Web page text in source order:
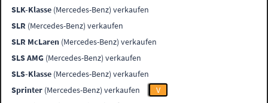
SLK-Klasse (Mercedes-Benz) verkaufen
SLR (Mercedes-Benz) verkaufen
SLR McLaren (Mercedes-Benz) verkaufen
SLS AMG (Mercedes-Benz) verkaufen
SLS-Klasse (Mercedes-Benz) verkaufen
Sprinter (Mercedes-Benz) verkaufen
V